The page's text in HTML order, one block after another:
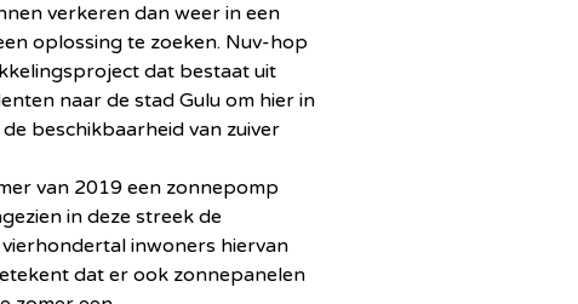
verkeren dan weer in een
oplossing te zoeken. Nuv-hop
dat bestaat uit
naar de stad Gulu om hier in
beschikbaarheid van zuiver
van 2019 een zonnepomp
in deze streek de
inwoners hiervan
dat er ook zonnepanelen